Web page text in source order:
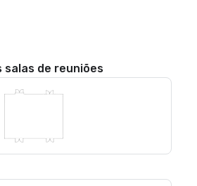
salas de reuniões